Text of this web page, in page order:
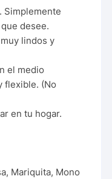
Simplemente
desee.
lindos y
el medio
flexible. (No
en tu hogar.
Mariquita, Mono